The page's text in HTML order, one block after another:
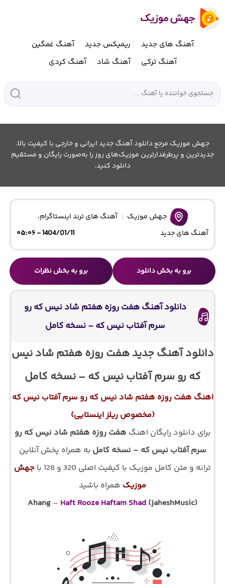
آهنگ های جدید ریمیکس جدید
آهنگ غمگین
آهنگ ترکی
آهنگ شاد آهنگ کردی
جهش موزیک مرجع دانلود آهنگ جدید ایرانی و خارجی با کیفیت بالا.
جدیدترین و پرطرفدارترین موزیک‌های روز را به‌صورت رایگان و مستقیم
دانلود کنید.
جهش موزیک آهنگ های ترند اینستاگرام،
آهنگ های جدید
1404/01/11 - ۰۵:۰۶
برو به بخش دانلود برو به بخش نظرات
دانلود آهنگ هفت روزه هفتم شاد نیس که رو
سرم آفتاب نیس که – نسخه کامل
دانلود آهنگ جدید هفت روزه هفتم شاد نیس
که رو سرم آفتاب نیس که – نسخه کامل
اهنگ هفت روزه هفتم شاد نیس که رو سرم آفتاب نیس که
(مخصوص ریلز اینستایی)
برای دانلود رایگان اهنگ هفت روزه هفتم شاد نیس که رو
سرم آفتاب نیس که – نسخه کامل به همراه پخش آنلاین
ترانه و متن کامل موزیک با کیفیت اصلی 320 و 128 با
جهش
موزیک همراه باشید
Ahang – Haft Rooze Haftam Shad (jaheshMusic)